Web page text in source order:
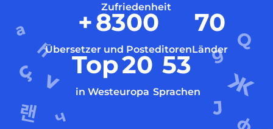
Zufriedenheit
+8300
Übersetzer und Posteditoren
70
Länder
Top20
in Westeuropa
53
Sprachen